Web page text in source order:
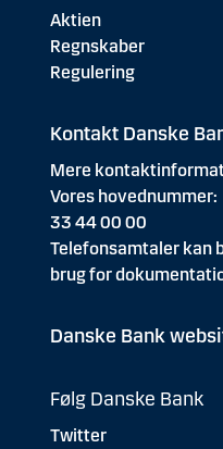
Aktien
Regnskaber
Regulering
Kontakt Danske
Mere
Vores hovednummer:
33 44 00 00
Telefonsamtaler kan
brug for
Danske Bank
Følg Danske Bank
Twitter